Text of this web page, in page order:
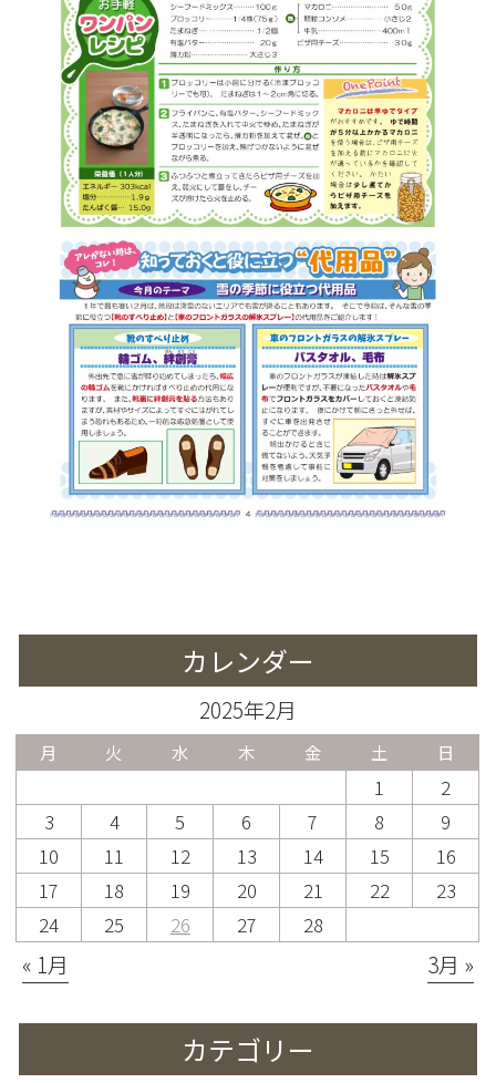
カレンダー
2025年2月
月 火 水 木 金 土 日
1
2
3
4 5 6 7 8
9
10
11 12 13 14 15
16
17
18 19 20 21 22
23
24
25 26 27 28
« 1月 3月 »
カテゴリー